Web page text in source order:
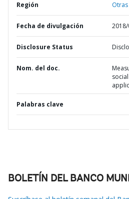
Región
Fecha de divulgación
Disclosure Status
Nom. del doc.
Palabras clave
BOLETÍN DEL BANCO